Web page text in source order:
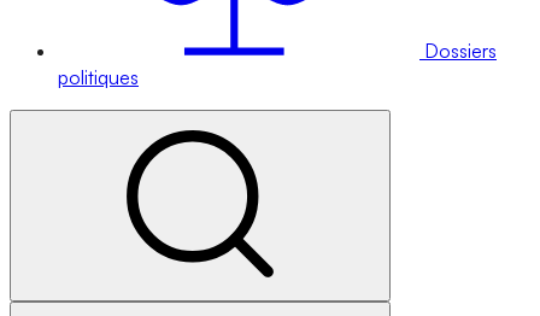
Dossiers
politiques